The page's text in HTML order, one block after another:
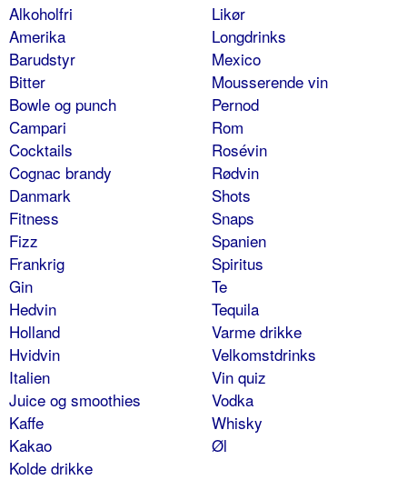
Alkoholfri
Amerika
Barudstyr
Bitter
Bowle og punch
Campari
Cocktails
Cognac brandy
Danmark
Fitness
Fizz
Frankrig
Gin
Hedvin
Holland
Hvidvin
Italien
Juice og smoothies
Kaffe
Kakao
Kolde drikke
Likør
Longdrinks
Mexico
Mousserende vin
Pernod
Rom
Rosévin
Rødvin
Shots
Snaps
Spanien
Spiritus
Te
Tequila
Varme drikke
Velkomstdrinks
Vin quiz
Vodka
Whisky
Øl